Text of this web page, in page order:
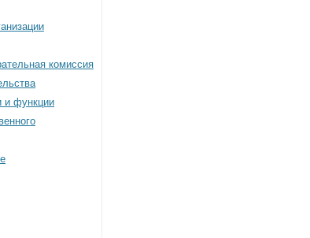
комиссия
и функции